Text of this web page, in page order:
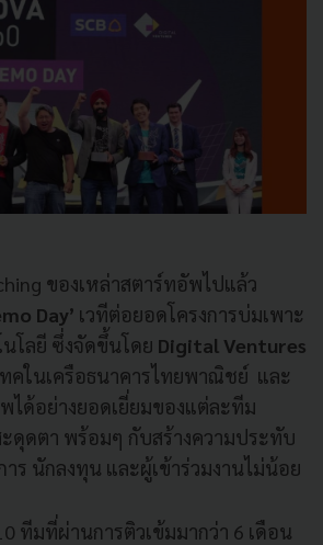
ของเหล่าสตาร์ทอัพไปแล้ว
Day’ เวทีต่อยอดโครงการบ่มเพาะ
โลยี ซึ่งจัดขึ้นโดย Digital Ventures
ในเครือธนาคารไทยพาณิชย์ และ
ได้อย่างยอดเยี่ยมของแต่ละทีม
ดุดตา พร้อมๆ กับสร้างความประทับ
ร นักลงทุน และผู้เข้าร่วมงานไม่น้อย
ทีมที่ผ่านการติวเข้มมากว่า 6 เดือน